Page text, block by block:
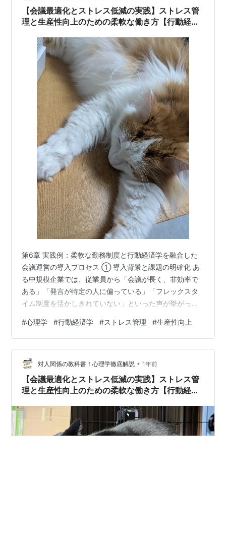
見えてきたテレワーク疲れの実態。それ…
【会議最適化とストレス低減の実践】ストレス管
理と生産性向上のための柔軟な働き方【行動経済
第6章 実践例：柔軟な勤務制度と行動経済学を融合した
会議運営の導入プロセス ① 導入背景と課題の明確化 あ
る中規模企業では、従業員から「会議が長く、非効率で
ある」「発言が特定の人に偏っている」「フレックスタ
イム制度を活かしきれていない」といった声が挙がって
らず、会議の時間が固定されていたため、出席のしづら
さも課題となっていました。 こうした状況を改善すべ
く、「ストレスとコーピング理論」に基づく働きやすい
環境の整備と、「行動経済学」を応用した意思決定の質
向上を組み合わせた、会議改革プロジェクトが立ち上が
りました。 ② 具体的な導入ステップ ス…
#心理学 #行動経済学 #ストレス管理 #生産性向上
対人関係の教科書！心理学徹底解説 • 1年前
【会議最適化とストレス低減の実践】ストレス管
理と生産性向上のための柔軟な働き方【行動経済